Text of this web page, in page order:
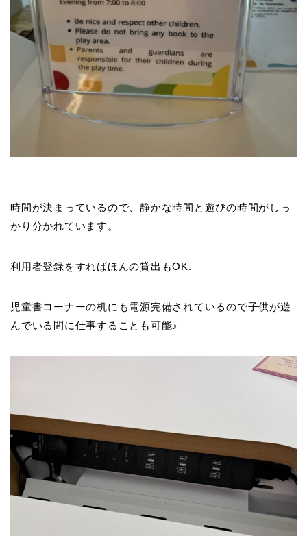
時間が決まっているので、静かな時間と遊びの時間がしっ
かり分かれています。
利用者登録をすればほんの貸出もOK.
児童書コーナーの机にも電源完備されているので子供が遊
んでいる間に仕事することも可能♪